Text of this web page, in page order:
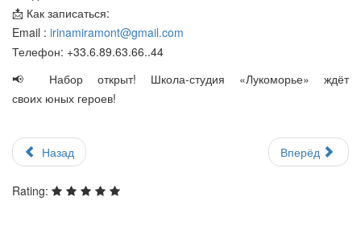
📩 Как записаться:
Email : irinamiramont@gmail.com
Телефон: ‪+33.6.89.63.66..44‬
📢 Набор открыт! Школа-студия «Лукоморье» ждёт
своих юных героев!
Назад Вперёд
Rating: